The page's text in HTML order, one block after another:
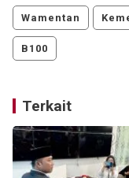
Wamentan
B100
Terkait